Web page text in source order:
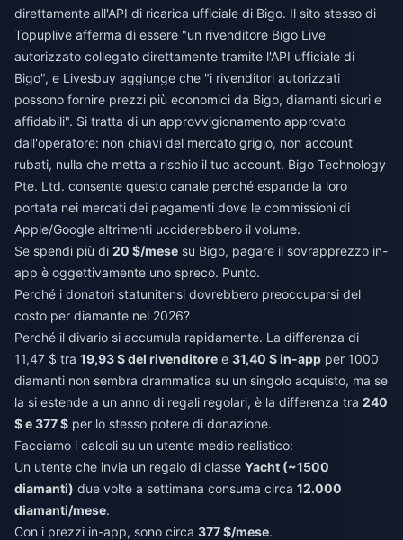
direttamente all'API di ricarica ufficiale di Bigo. Il sito stesso di
Topuplive afferma di essere "un rivenditore Bigo Live
autorizzato collegato direttamente tramite l'API ufficiale di
Bigo", e Livesbuy aggiunge che "i rivenditori autorizzati
possono fornire prezzi più economici da Bigo, diamanti sicuri e
affidabili". Si tratta di un approvvigionamento approvato
dall'operatore: non chiavi del mercato grigio, non account
rubati, nulla che metta a rischio il tuo account. Bigo Technology
Pte. Ltd. consente questo canale perché espande la loro
portata nei mercati dei pagamenti dove le commissioni di
Apple/Google altrimenti ucciderebbero il volume.
Se spendi più di 20 $/mese su Bigo, pagare il sovrapprezzo in-
app è oggettivamente uno spreco. Punto.
Perché i donatori statunitensi dovrebbero preoccuparsi del
costo per diamante nel 2026?
Perché il divario si accumula rapidamente. La differenza di
11,47 $ tra 19,93 $ del rivenditore e 31,40 $ in-app per 1000
diamanti non sembra drammatica su un singolo acquisto, ma se
la si estende a un anno di regali regolari, è la differenza tra 240
$ e 377 $ per lo stesso potere di donazione.
Facciamo i calcoli su un utente medio realistico:
Un utente che invia un regalo di classe Yacht (~1500
diamanti) due volte a settimana consuma circa 12.000
diamanti/mese.
Con i prezzi in-app, sono circa 377 $/mese.